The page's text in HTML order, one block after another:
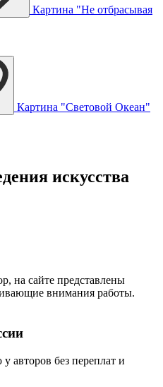
Картина "Не отбрасывая
Картина "Световой Океан"
искусства
на сайте представлены
внимания работы.
авторов без переплат и